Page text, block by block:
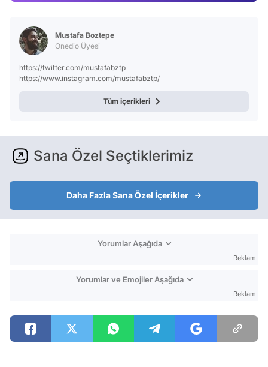
Mustafa Boztepe
Onedio Üyesi
https://twitter.com/mustafabztp
https://www.instagram.com/mustafabztp/
Tüm içerikleri
Sana Özel Seçtiklerimiz
Daha Fazla Sana Özel İçerikler
Yorumlar Aşağıda
Reklam
Yorumlar ve Emojiler Aşağıda
Reklam